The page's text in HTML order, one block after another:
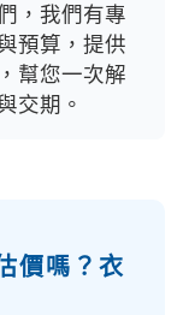
，我們有專
預算，提供
幫您一次解
交期。
價嗎？衣